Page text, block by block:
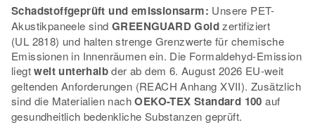
Schadstoffgeprüft und emissionsarm: Unsere PET-
Akustikpaneele sind GREENGUARD Goldzertifiziert
(UL 2818) und halten strenge Grenzwerte für chemische
Emissionen in Innenräumen ein. Die Formaldehyd-Emission
liegtweit unterhalbder ab dem 6. August 2026 EU-weit
geltenden Anforderungen (REACH Anhang XVII). Zusätzlich
sind die Materialien nachOEKO-TEX Standard 100 auf
gesundheitlich bedenkliche Substanzen geprüft.